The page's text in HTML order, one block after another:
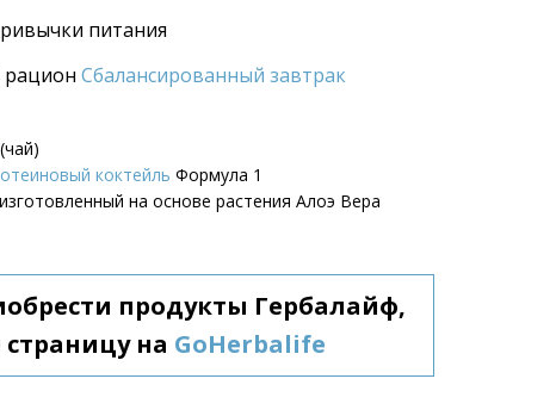
питания
рацион Сбалансированный завтрак
(чай)
коктейль Формула 1
на основе растения Алоэ Вера
продукты Гербалайф,
страницу на GoHerbalife